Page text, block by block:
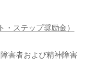
・ステップ奨励金）
害者および精神障害